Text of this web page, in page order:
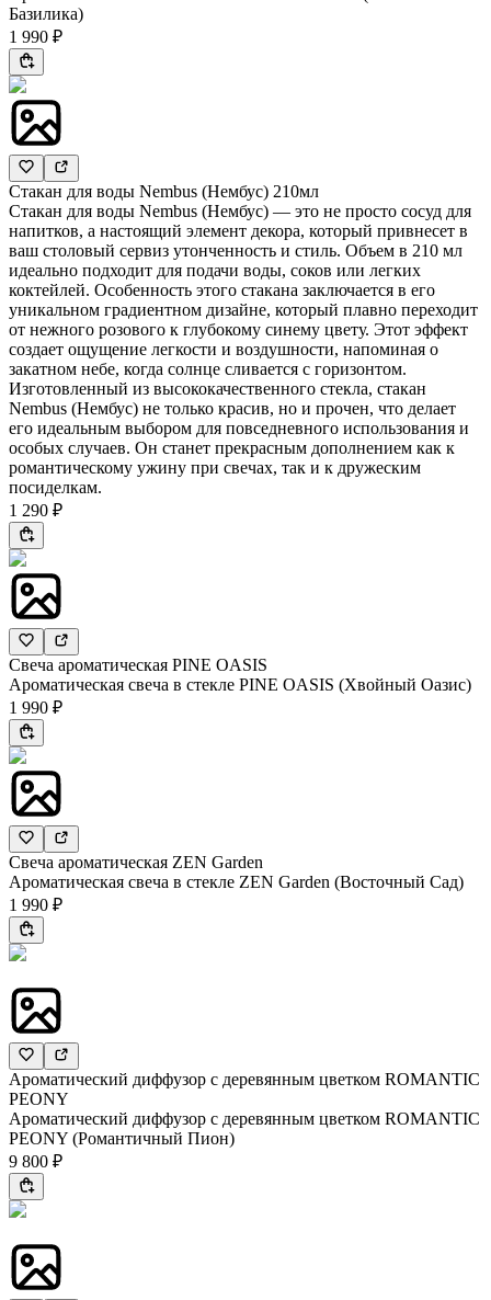
Базилика)
1 990 ₽
Стакан для воды Nembus (Нембус) 210мл
Стакан для воды Nembus (Нембус) — это не просто сосуд для
напитков, а настоящий элемент декора, который привнесет в
ваш столовый сервиз утонченность и стиль. Объем в 210 мл
идеально подходит для подачи воды, соков или легких
коктейлей. Особенность этого стакана заключается в его
уникальном градиентном дизайне, который плавно переходит
от нежного розового к глубокому синему цвету. Этот эффект
создает ощущение легкости и воздушности, напоминая о
закатном небе, когда солнце сливается с горизонтом.
Изготовленный из высококачественного стекла, стакан
Nembus (Нембус) не только красив, но и прочен, что делает
его идеальным выбором для повседневного использования и
особых случаев. Он станет прекрасным дополнением как к
романтическому ужину при свечах, так и к дружеским
посиделкам.
1 290 ₽
Свеча ароматическая PINE OASIS
Ароматическая свеча в стекле PINE OASIS (Хвойный Оазис)
1 990 ₽
Свеча ароматическая ZEN Garden
Ароматическая свеча в стекле ZEN Garden (Восточный Сад)
1 990 ₽
Ароматический диффузор с деревянным цветком ROMANTIC
PEONY
Ароматический диффузор с деревянным цветком ROMANTIC
PEONY (Романтичный Пион)
9 800 ₽